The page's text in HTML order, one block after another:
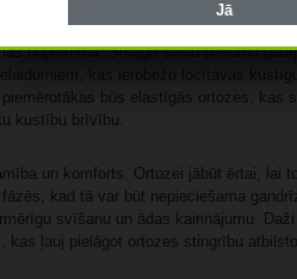
nopietnība. Smagu saišu plīsumu
kas ierobežo locītavas
būs elastīgās ortozes, kas
kustību brīvību.
un komforts. Ortozei jābūt ērtai, lai
kad tā var būt nepieciešama
svīšanu un ādas kairinājumu.
kas ļauj pielāgot ortozes stingrību
Jā